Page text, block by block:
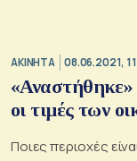
ΑΚΙΝΗΤΑ 08.06.2021,
«Αναστήθηκε»
οι τιμές των
Ποιες περιοχές